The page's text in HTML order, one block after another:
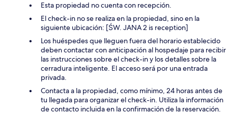
Esta propiedad no cuenta con recepción.
El check-in no se realiza en la propiedad, sino en la
siguiente ubicación: [ŚW. JANA 2 is reception]
Los huéspedes que lleguen fuera del horario establecido
deben contactar con anticipación al hospedaje para recibir
las instrucciones sobre el check-in y los detalles sobre la
cerradura inteligente. El acceso será por una entrada
privada.
Contacta a la propiedad, como mínimo, 24 horas antes de
tu llegada para organizar el check-in. Utiliza la información
de contacto incluida en la confirmación de la reservación.